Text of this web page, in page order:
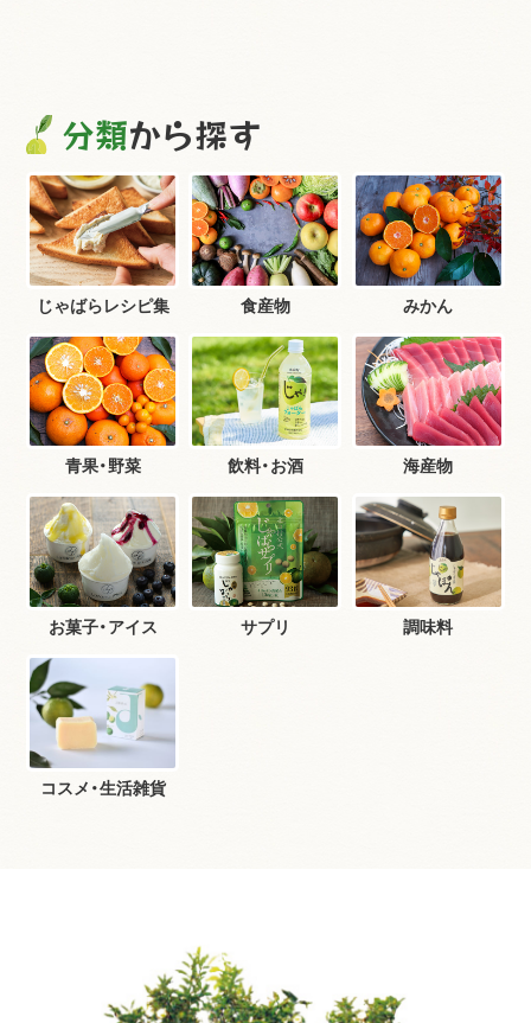
分類から探す
じゃばらレシピ集 食産物 みかん
青果・野菜 飲料・お酒 海産物
お菓子・アイス サプリ 調味料
コスメ・生活雑貨